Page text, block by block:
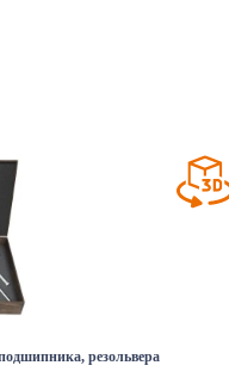
резольвера